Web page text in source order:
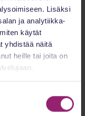
Lisäksi
ja analytiikka-
käytät
yhdistää näitä
heille tai joita on
tarpeen
Se
hoitoon, kuinka
hän luottaa.
on
voidaan
ja miten potilas